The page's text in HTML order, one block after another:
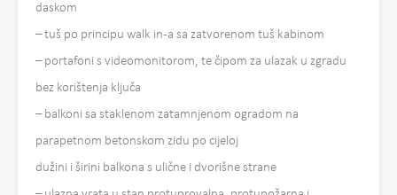
daskom
– tuš po principu walk in-a sa zatvorenom tuš kabinom
– portafoni s videomonitorom, te čipom za ulazak u zgradu
bez korištenja ključa
– balkoni sa staklenom zatamnjenom ogradom na
parapetnom betonskom zidu po cijeloj
dužini i širini balkona s ulične i dvorišne strane